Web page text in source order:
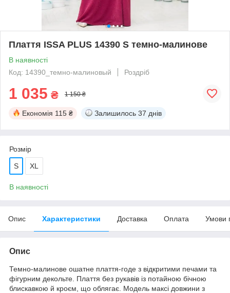
Плаття ISSA PLUS 14390 S темно-малинове
В наявності
Код: 14390_темно-малиновый
Роздріб
1 035 ₴ 1 150 ₴
Економія 115 ₴ Залишилось 37 днів
Розмір
S XL
В наявності
Опис Характеристики Доставка Оплата Умови
Опис
Темно-малинове ошатне плаття-годе з відкритими печами та
фігурним декольте. Плаття без рукавів із потайною бічною
блискавкою й кроєм, що облягає. Модель максі довжини з